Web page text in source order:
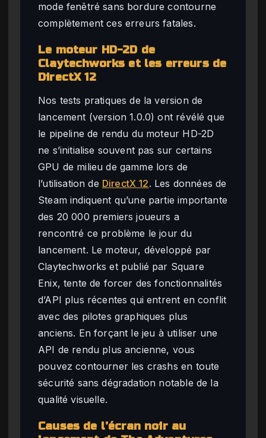
mode fenêtré sans bordure contourne
complètement ces erreurs fatales.
Le moteur HD-2D de
Claytechworks et les erreurs de
DirectX 12
Nos tests pratiques de la version de
lancement (version 1.0.0) ont révélé que
le pipeline de rendu du moteur HD-2D
ne s’initialise souvent pas sur certains
GPU de milieu de gamme lors de
l’utilisation de DirectX 12. Les données de
Steam indiquent qu’une partie importante
des 20 000 premiers joueurs a
rencontré ce problème le jour du
lancement. Le moteur, développé par
Claytechworks et publié par Square
Enix, tente de forcer des fonctionnalités
d’API plus récentes qui entrent en conflit
avec des pilotes graphiques plus
anciens. En forçant le jeu à utiliser une
API de rendu plus ancienne, vous
pouvez contourner les crashs en toute
sécurité sans dégradation notable de la
qualité visuelle.
Causes de l’écran noir au